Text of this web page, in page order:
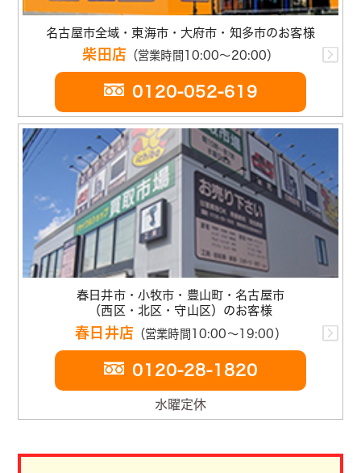
名古屋市全域・東海市・大府市・知多市のお客様
柴田店 （営業時間10:00～20:00）
0120-052-619
春日井市・小牧市・豊山町・名古屋市
（西区・北区・守山区）のお客様
春日井店 （営業時間10:00～19:00）
0120-28-1820
水曜定休